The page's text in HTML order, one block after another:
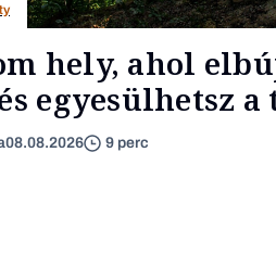
hely, ahol
egyesülhetsz
08.08.2026 9 perc